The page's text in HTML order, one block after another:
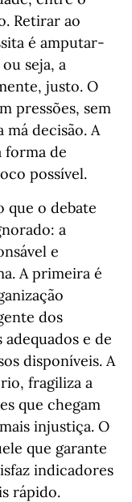
Retirar ao
é amputar-
seja, a
justo. O
pressões, sem
decisão. A
forma de
possível.
que o debate
a
e
A primeira é
dos
e de
disponíveis. A
fragiliza a
que chegam
injustiça. O
que garante
indicadores
rápido.